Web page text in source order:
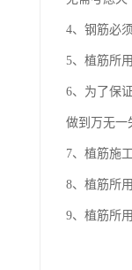
4、钢筋必
5、植筋所
6、为了保
做到万无一
7、植筋施
8、植筋所
9、植筋所